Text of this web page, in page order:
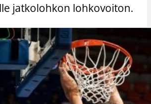
jatkolohkon lohkovoiton.